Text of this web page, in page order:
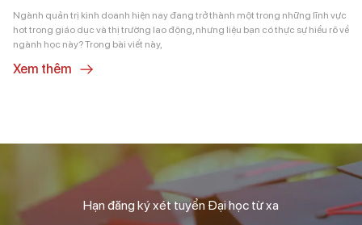
Ngành quản trị kinh doanh hiện nay đang trở thành một trong những lĩnh vực
hot trong giáo dục và thị trường lao động, nhưng liệu bạn có thực sự hiểu rõ về
ngành học này? Trong bài viết này,
Xem thêm
Hạn đăng ký xét tuyển Đại học từ xa